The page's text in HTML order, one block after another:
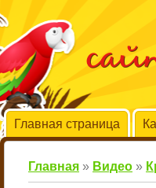
Главная страница
Главная » Видео »